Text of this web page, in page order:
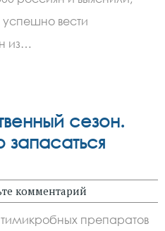
вести
из…
сезон.
комментарий
препаратов